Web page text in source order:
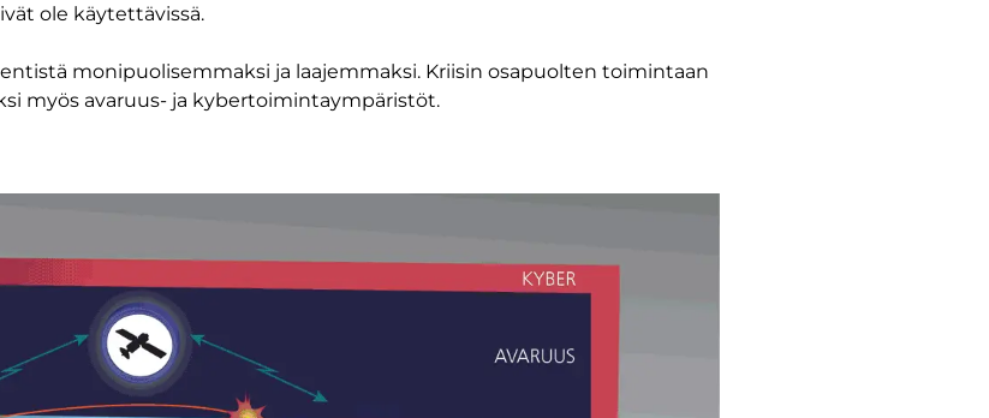
ole käytettävissä.
monipuolisemmaksi ja laajemmaksi. Kriisin osapuolten toimintaan
myös avaruus- ja kybertoimintaympäristöt.